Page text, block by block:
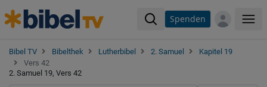
Spenden
Bibel TV Bibelthek Lutherbibel 2. Samuel
Kapitel 19
Vers 42
2. Samuel 19, Vers 42